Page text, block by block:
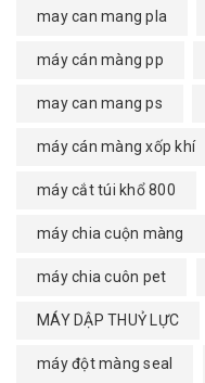
may can mang pla
máy cán màng pp
may can mang ps
máy cán màng xốp khí
máy cắt túi khổ 800
máy chia cuộn màng
máy chia cuôn pet
MÁY DẬP THUỶ LỰC
máy đột màng seal